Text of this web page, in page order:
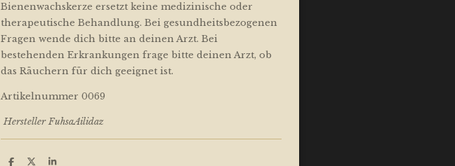
Bienenwachskerze ersetzt keine medizinische oder
therapeutische Behandlung. Bei gesundheitsbezogenen
Fragen wende dich bitte an deinen Arzt. Bei
bestehenden Erkrankungen frage bitte deinen Arzt, ob
das Räuchern für dich geeignet ist.
Artikelnummer 0069
Hersteller FuhsaAilidaz